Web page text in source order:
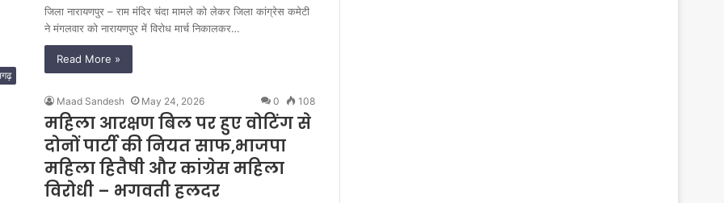
जिला नारायणपुर – राम मंदिर चंदा मामले को लेकर जिला कांग्रेस कमेटी
ने मंगलवार को नारायणपुर में विरोध मार्च निकालकर…
Read More »
Maad Sandesh May 24, 2026 0 108
महिला आरक्षण बिल पर हुए वोटिंग से
दोनों पार्टी की नियत साफ,भाजपा
महिला हितैषी और कांग्रेस महिला
विरोधी – भगवती हलदर